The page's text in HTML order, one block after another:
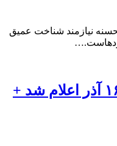
نیازمند شناخت عمیق
قیمت طلا ۱۸ عیار امروز ۱۶ آذر اعلام شد +